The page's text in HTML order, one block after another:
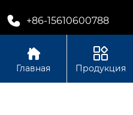
 +86-15610600788
Авторское

Главная

Продукция